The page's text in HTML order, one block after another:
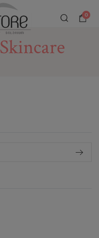
0
Skincare